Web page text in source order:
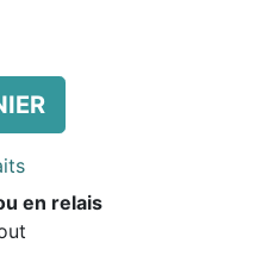
en relais